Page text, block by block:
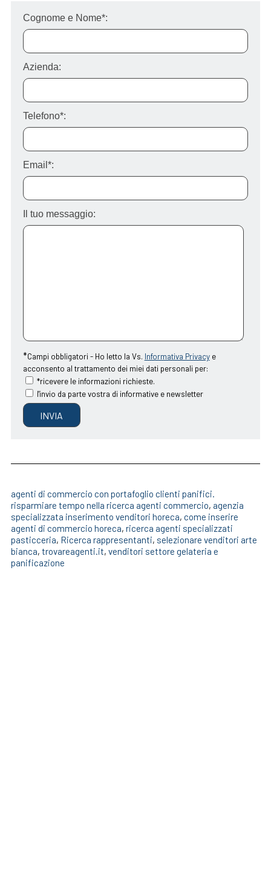
Cognome e Nome*:
Azienda:
Telefono*:
Email*:
Il tuo messaggio:
*Campi obbligatori - Ho letto la Vs. Informativa Privacye
acconsento al trattamento dei miei dati personali per:
*ricevere le informazioni richieste.
l'invio da parte vostra di informative e newsletter
agenti di commercio con portafoglio clienti panifici.
risparmiare tempo nella ricerca agenti commercio, agenzia
specializzata inserimento venditori horeca, come inserire
agenti di commercio horeca, ricerca agenti specializzati
pasticceria, Ricerca rappresentanti, selezionare venditori arte
bianca, trovareagenti.it, venditori settore gelateria e
panificazione